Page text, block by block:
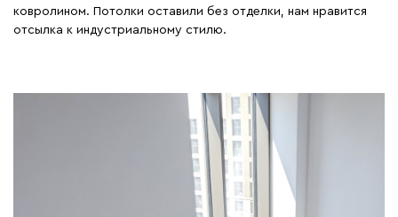
ковролином. Потолки оставили без отделки, нам нравится
отсылка к индустриальному стилю.